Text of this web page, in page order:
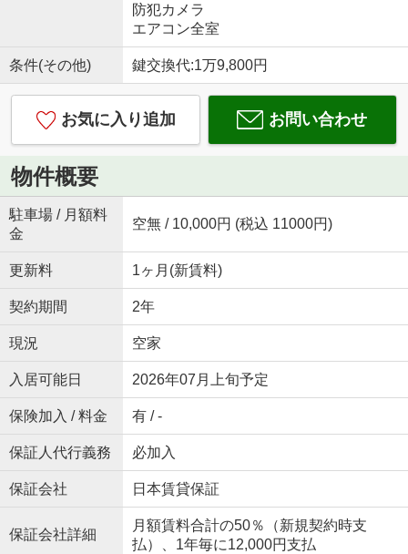
防犯カメラ
エアコン全室
条件(その他) 鍵交換代:1万9,800円
お気に入り追加 お問い合わせ
物件概要
駐車場 / 月額料
金
空無 / 10,000円 (税込 11000円)
更新料 1ヶ月(新賃料)
契約期間 2年
現況 空家
入居可能日 2026年07月上旬予定
保険加入 / 料金 有 / -
保証人代行義務 必加入
保証会社 日本賃貸保証
保証会社詳細
月額賃料合計の50％（新規契約時支
払）、1年毎に12,000円支払